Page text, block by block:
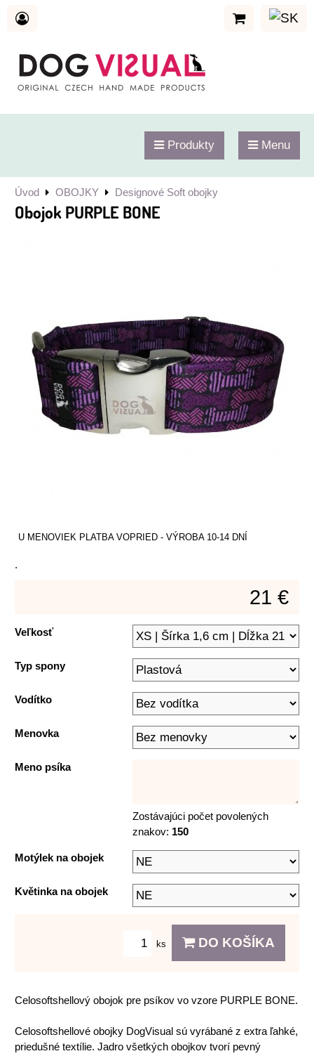
Produkty Menu
Úvod OBOJKY Designové Soft obojky
Obojok PURPLE BONE
U MENOVIEK PLATBA VOPRIED - VÝROBA 10-14 DNÍ
.
21 €
Veľkosť
Typ spony
Vodítko
Menovka
Meno psíka
Zostávajúci počet povolených
znakov: 150
Motýlek na obojek
Květinka na obojek
ks DO KOŠÍKA
Celosoftshellový obojok pre psíkov vo vzore PURPLE BONE.
Celosoftshellové obojky DogVisual sú vyrábané z extra ľahké,
priedušné textílie. Jadro všetkých obojkov tvorí pevný